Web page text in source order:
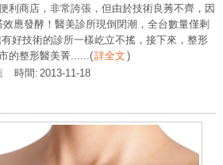
利商店，非常誇張，但由於技術良莠不齊，因
應發酵！醫美診所現倒閉潮，全台數量僅剩
好技術的診所一樣屹立不搖，接下來，整形
的整形醫美菁......(詳全文 )
時間: 2013-11-18